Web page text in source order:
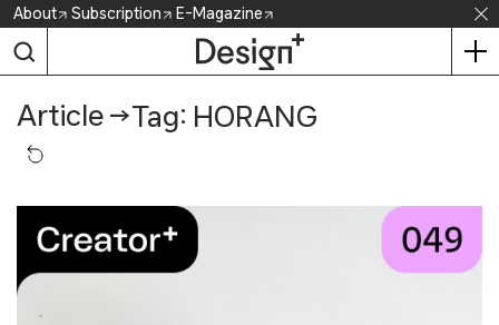
Skip
content
About Subscription E-Magazine
Article →Tag: HORANG